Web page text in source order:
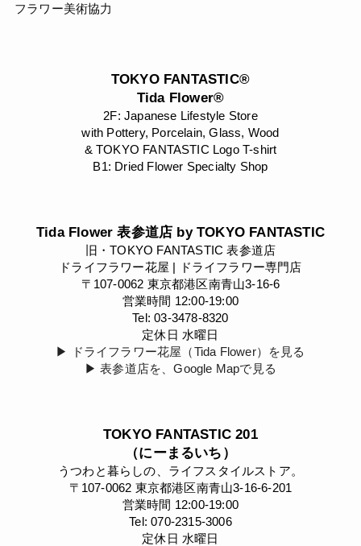
フラワー美術協力
TOKYO FANTASTIC®
Tida Flower®
2F: Japanese Lifestyle Store
with Pottery, Porcelain, Glass, Wood
& TOKYO FANTASTIC Logo T-shirt
B1: Dried Flower Specialty Shop
Tida Flower 表参道店 by TOKYO FANTASTIC
旧・TOKYO FANTASTIC 表参道店
ドライフラワー花屋 | ドライフラワー専門店
〒107-0062 東京都港区南青山3-16-6
営業時間 12:00-19:00
Tel: 03-3478-8320
定休日 水曜日
▶︎ ドライフラワー花屋（Tida Flower）を見る
▶︎ 表参道店を、Google Mapで見る
TOKYO FANTASTIC 201
（にーまるいち）
うつわと暮らしの、ライフスタイルストア。
〒107-0062 東京都港区南青山3-16-6-201
営業時間 12:00-19:00
Tel: 070-2315-3006
定休日 水曜日